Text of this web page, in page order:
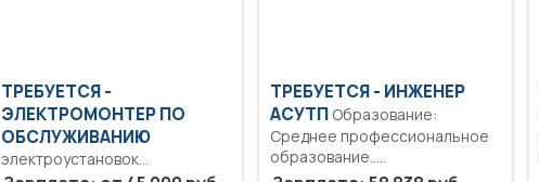
ТРЕБУЕТСЯ -
ЭЛЕКТРОМОНТЕР ПО
ОБСЛУЖИВАНИЮ
электроустановок
ТРЕБУЕТСЯ - ИНЖЕНЕР
АСУТП
Среднее профессиональное
образование..
Организовывать выполнение